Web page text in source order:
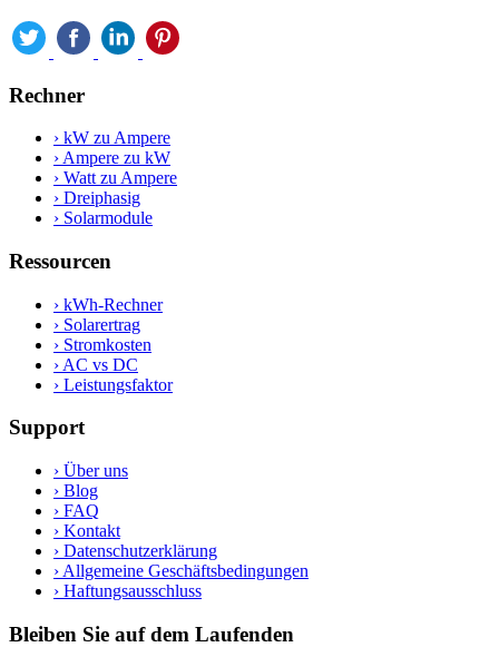
Rechner
› kW zu Ampere
› Ampere zu kW
› Watt zu Ampere
› Dreiphasig
› Solarmodule
Ressourcen
› kWh-Rechner
› Solarertrag
› Stromkosten
› AC vs DC
› Leistungsfaktor
Support
› Über uns
› Blog
› FAQ
› Kontakt
› Datenschutzerklärung
› Allgemeine Geschäftsbedingungen
› Haftungsausschluss
Bleiben Sie auf dem Laufenden